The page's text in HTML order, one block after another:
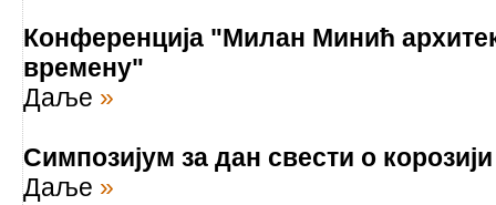
Конференција "Милан Минић
времену"
Даље »
Симпозијум за дан свести о корозији
Даље »